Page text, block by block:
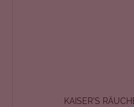
KAISER'S